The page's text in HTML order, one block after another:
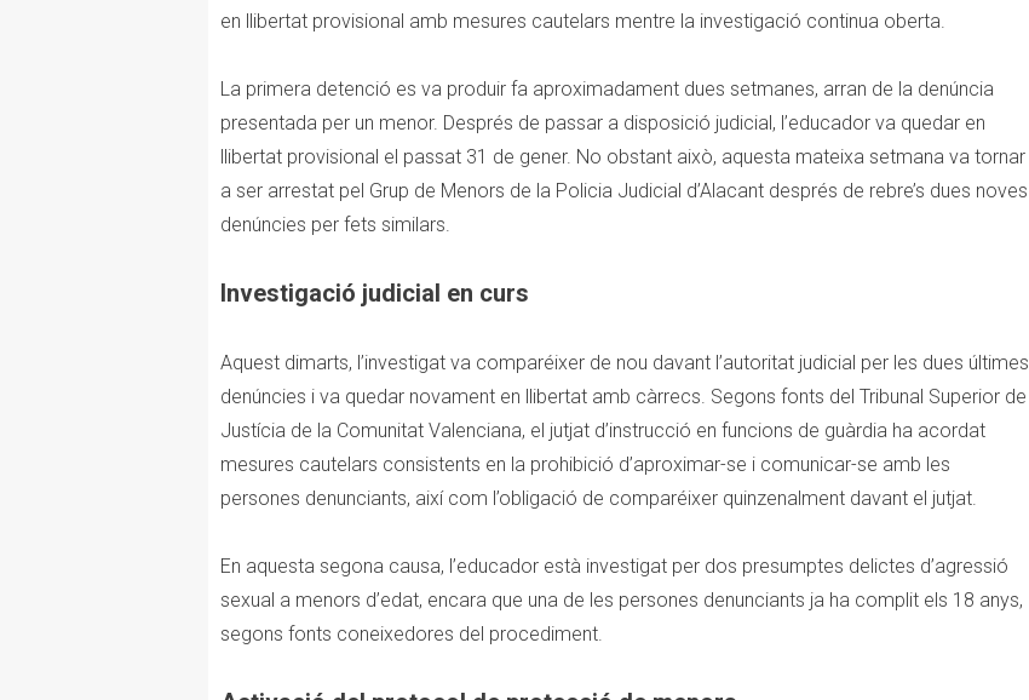
en llibertat provisional amb mesures cautelars mentre la investigació continua oberta.
La primera detenció es va produir fa aproximadament dues setmanes, arran de la denúncia
presentada per un menor. Després de passar a disposició judicial, l’educador va quedar en
llibertat provisional el passat 31 de gener. No obstant això, aquesta mateixa setmana va tornar
a ser arrestat pel Grup de Menors de la Policia Judicial d’Alacant després de rebre’s dues noves
denúncies per fets similars.
Investigació judicial en curs
Aquest dimarts, l’investigat va comparéixer de nou davant l’autoritat judicial per les dues últimes
denúncies i va quedar novament en llibertat amb càrrecs. Segons fonts del Tribunal Superior de
Justícia de la Comunitat Valenciana, el jutjat d’instrucció en funcions de guàrdia ha acordat
mesures cautelars consistents en la prohibició d’aproximar-se i comunicar-se amb les
persones denunciants, així com l’obligació de comparéixer quinzenalment davant el jutjat.
En aquesta segona causa, l’educador està investigat per dos presumptes delictes d’agressió
sexual a menors d’edat, encara que una de les persones denunciants ja ha complit els 18 anys,
segons fonts coneixedores del procediment.